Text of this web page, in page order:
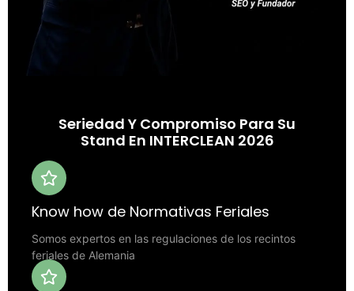
Seriedad Y Compromiso Para Su
Stand En INTERCLEAN 2026
Know how de Normativas Feriales
Somos expertos en las regulaciones de los recintos
feriales de Alemania